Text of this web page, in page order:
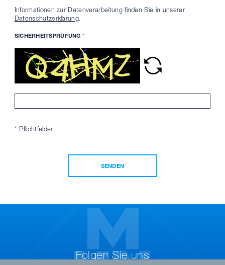
Informationen zur Datenverarbeitung finden Sie in unserer
Datenschutzerklärung.
SICHERHEITSPRÜFUNG *
* Pflichtfelder
SENDEN
Folgen Sie uns